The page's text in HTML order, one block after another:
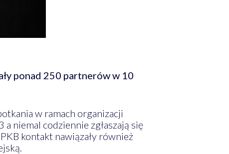
ponad 250 partnerów w 10
w ramach organizacji
niemal codziennie zgłaszają się
kontakt nawiązały również